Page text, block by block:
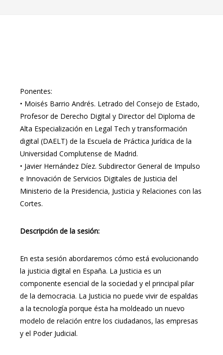
Ponentes:
• Moisés Barrio Andrés. Letrado del Consejo de Estado,
Profesor de Derecho Digital y Director del Diploma de
Alta Especialización en Legal Tech y transformación
digital (DAELT) de la Escuela de Práctica Jurídica de la
Universidad Complutense de Madrid.
• Javier Hernández Díez. Subdirector General de Impulso
e Innovación de Servicios Digitales de Justicia del
Ministerio de la Presidencia, Justicia y Relaciones con las
Cortes.
Descripción de la sesión:
En esta sesión abordaremos cómo está evolucionando
la justicia digital en España. La Justicia es un
componente esencial de la sociedad y el principal pilar
de la democracia. La Justicia no puede vivir de espaldas
a la tecnología porque ésta ha moldeado un nuevo
modelo de relación entre los ciudadanos, las empresas
y el Poder Judicial.